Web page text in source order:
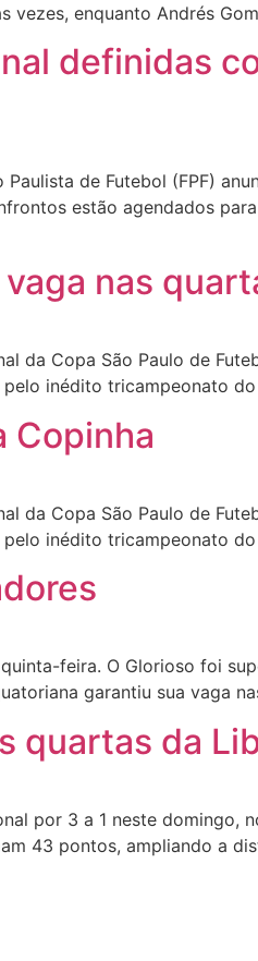
vezes, enquanto Andrés
definidas
de Futebol (FPF)
estão agendados
nas
da Copa São Paulo de
pelo inédito tricampeonato
Copinha
da Copa São Paulo de
pelo inédito tricampeonato
feira. O Glorioso foi
garantiu sua vaga
quartas da
por 3 a 1 neste domingo,
43 pontos, ampliando a